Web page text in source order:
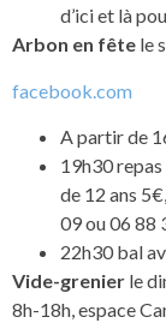
d’ici et là
Arbon en fête le
facebook.com
A partir de
19h30
de 12 ans
09 ou 06 88
22h30 bal
Vide-grenier le
8h-18h, espace